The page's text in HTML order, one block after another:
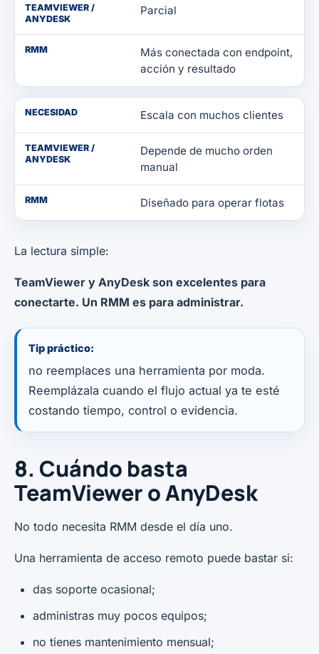
TEAMVIEWER /
ANYDESK
Parcial
RMM
Más conectada con endpoint,
acción y resultado
NECESIDAD Escala con muchos clientes
TEAMVIEWER /
ANYDESK
Depende de mucho orden
manual
RMM Diseñado para operar flotas
La lectura simple:
TeamViewer y AnyDesk son excelentes para
conectarte. Un RMM es para administrar.
Tip práctico:
no reemplaces una herramienta por moda.
Reemplázala cuando el flujo actual ya te esté
costando tiempo, control o evidencia.
8. Cuándo basta
TeamViewer o AnyDesk
No todo necesita RMM desde el día uno.
Una herramienta de acceso remoto puede bastar si:
das soporte ocasional;
administras muy pocos equipos;
no tienes mantenimiento mensual;